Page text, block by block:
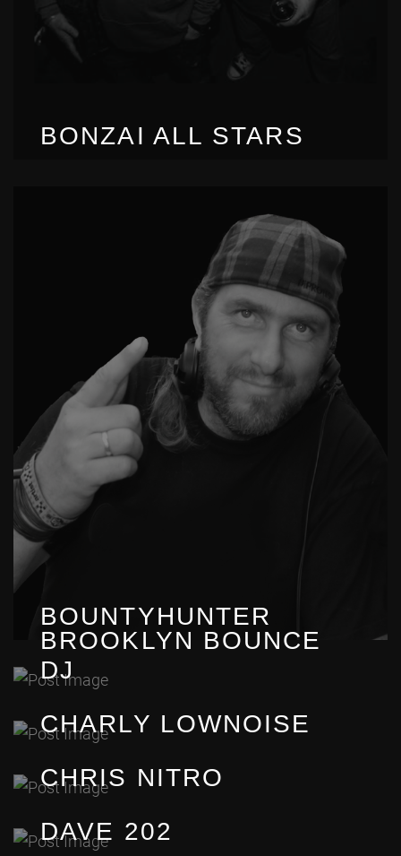
BONZAI ALL STARS
BOUNTYHUNTER
BROOKLYN BOUNCE
DJ
CHARLY LOWNOISE
CHRIS NITRO
DAVE 202